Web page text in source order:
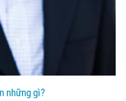
những gì?